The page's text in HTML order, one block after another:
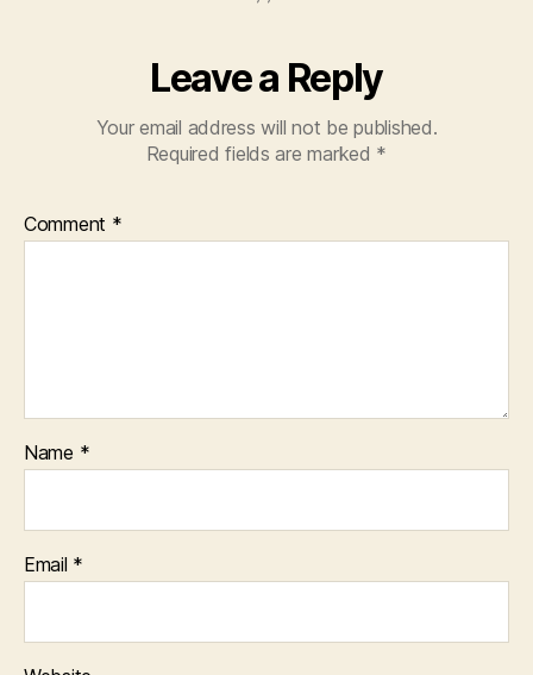
Leave a Reply
Your email address will not be published.
Required fields are marked *
Comment *
Name *
Email *